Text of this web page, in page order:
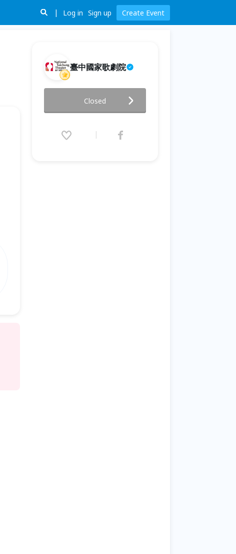
Log in Sign up Create Event
臺中國家歌劇院
光臨 感傷唱片行》
2026.02.25 (Wed) 19:00 - 21:00
Closed